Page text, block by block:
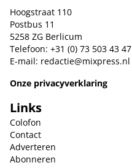
Hoogstraat 110
Postbus 11
5258 ZG Berlicum
Telefoon: +31 (0) 73 503 43 47
E-mail: redactie@mixpress.nl
Onze privacyverklaring
Links
Colofon
Contact
Adverteren
Abonneren